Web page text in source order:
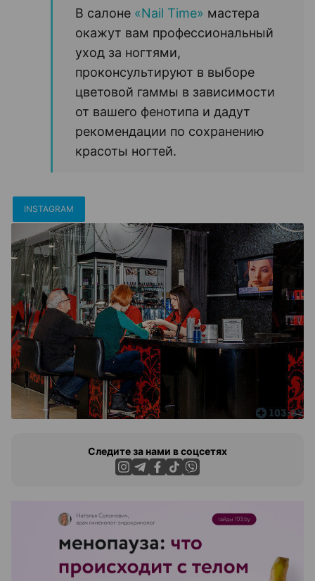
В салоне «Nail Time» мастера
окажут вам профессиональный
уход за ногтями,
проконсультируют в выборе
цветовой гаммы в зависимости
от вашего фенотипа и дадут
рекомендации по сохранению
красоты ногтей.
INSTAGRAM
Следите за нами в соцсетях